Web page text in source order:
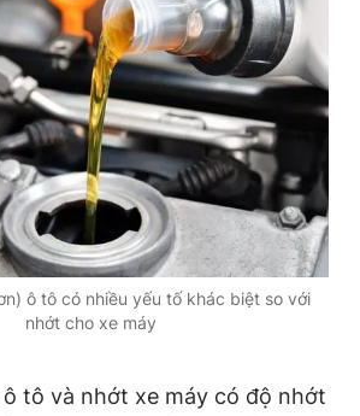
110/GP - BTTTT cấp ngày 24.3.2020
thuộc về Báo Thanh Niên. Cấm sao
nếu không có sự chấp thuận bằng văn
Technologies, JSC.
ô tô có nhiều yếu tố khác biệt so với
nhớt cho xe máy
tô và nhớt xe máy có độ nhớt